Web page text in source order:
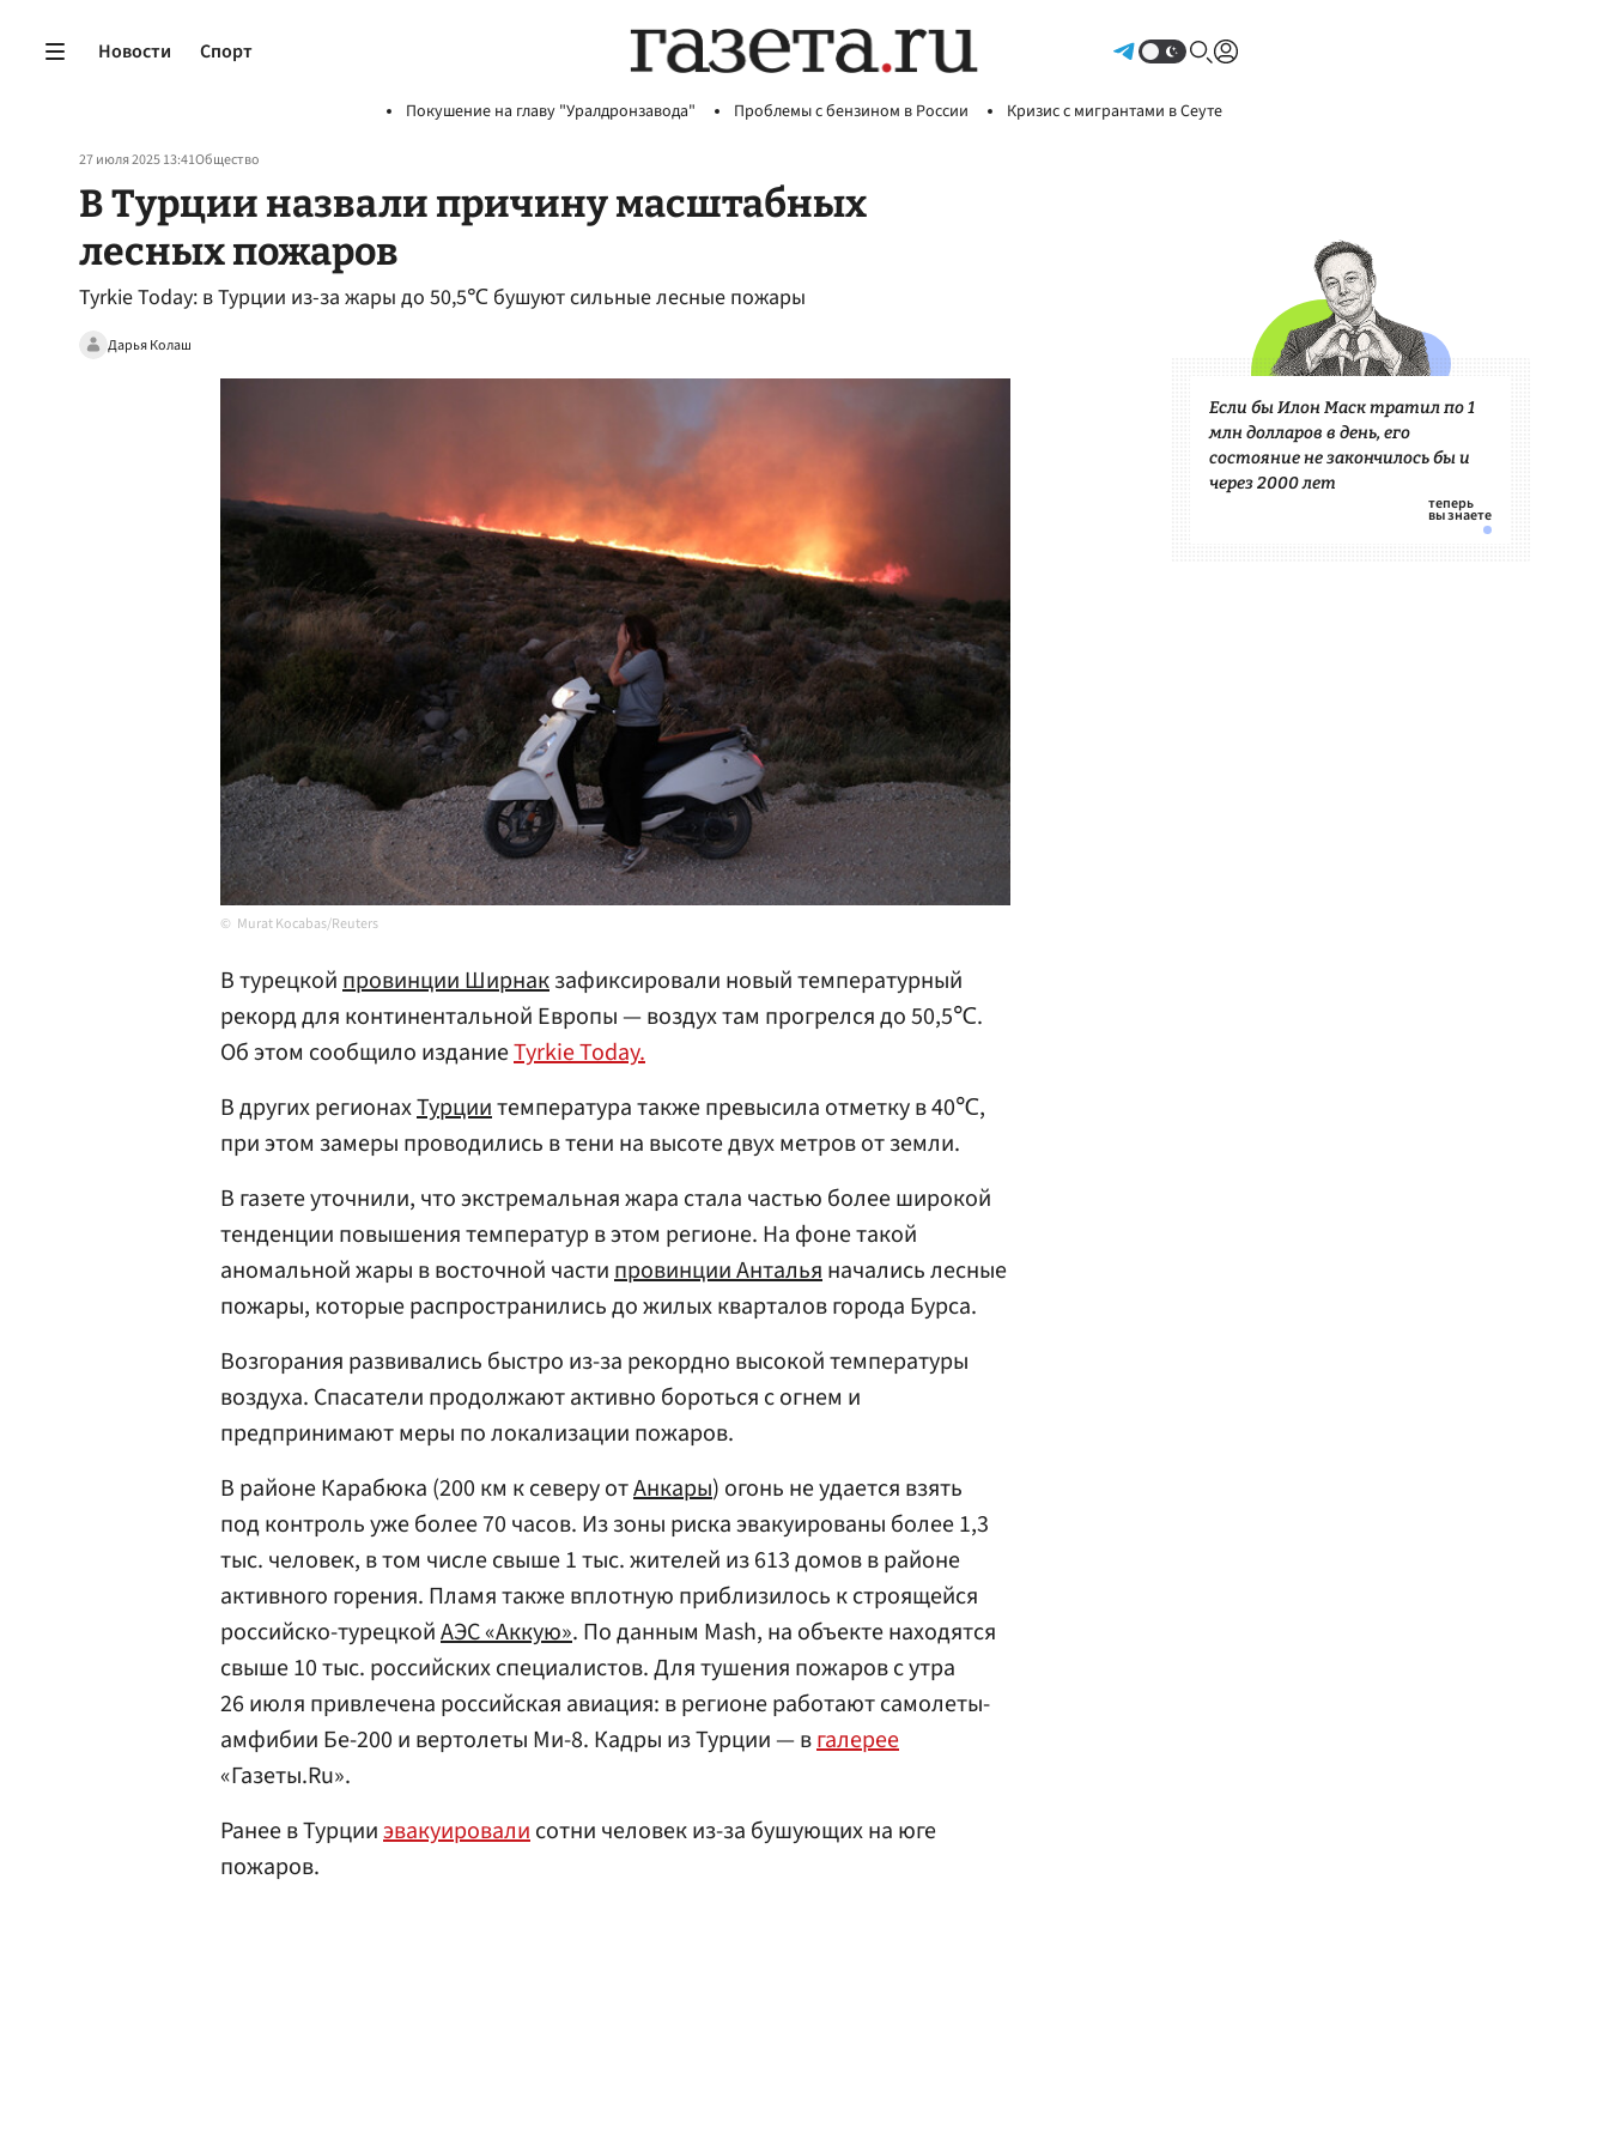
Новости Спорт
Покушение на главу "Уралдронзавода" Проблемы с бензином в России Кризис с мигрантами в Сеуте
27 июля 2025 13:41Общество
В Турции назвали причину масштабных
лесных пожаров
Tyrkie Today: в Турции из-за жары до 50,5℃ бушуют сильные лесные пожары
Дарья Колаш
Murat Kocabas/Reuters
В турецкойпровинции Ширнакзафиксировали новый температурный
рекорд для континентальной Европы — воздух там прогрелся до 50,5℃.
Об этом сообщило изданиеTyrkie Today.
В других регионахТурциитемпература также превысила отметку в 40℃,
при этом замеры проводились в тени на высоте двух метров от земли.
В газете уточнили, что экстремальная жара стала частью более широкой
тенденции повышения температур в этом регионе. На фоне такой
аномальной жары в восточной частипровинции Антальяначались лесные
пожары, которые распространились до жилых кварталов города Бурса.
Возгорания развивались быстро из-за рекордно высокой температуры
воздуха. Спасатели продолжают активно бороться с огнем и
предпринимают меры по локализации пожаров.
В районе Карабюка (200 км к северу отАнкары) огонь не удается взять
под контроль уже более 70 часов. Из зоны риска эвакуированы более 1,3
тыс. человек, в том числе свыше 1 тыс. жителей из 613 домов в районе
активного горения. Пламя также вплотную приблизилось к строящейся
российско-турецкойАЭС «Аккую». По данным Mash, на объекте находятся
свыше 10 тыс. российских специалистов. Для тушения пожаров с утра
26 июля привлечена российская авиация: в регионе работают самолеты-
амфибии Бе-200 и вертолеты Ми-8. Кадры из Турции — вгалерее
«Газеты.Ru».
Ранее в Турцииэвакуировалисотни человек из-за бушующих на юге
пожаров.
Если бы Илон Маск тратил по 1
млн долларов в день, его
состояние не закончилось бы и
через 2000 лет